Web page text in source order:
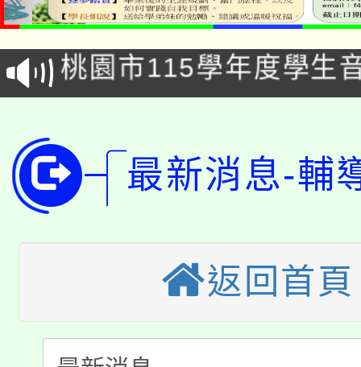
代理(課)教師甄選結果(
「2026金融保險知識
車」活動
桃園市115學年度學生
生本土語及新住民語歌
公告本校115學年度第
代理(課)教師甄選結果(
代理(課)教師甄選結果(
轉知中國文化大學推廣
程，歡迎學生輔導中心
系所師生報名參加。
縣市「校園短影音徵
踴躍報名參加。
桃園市115學年度學生
「桃園市補助參觀特色
展演活動實施計畫」
115年度「教育部表揚
最新消息-輔
返回首頁